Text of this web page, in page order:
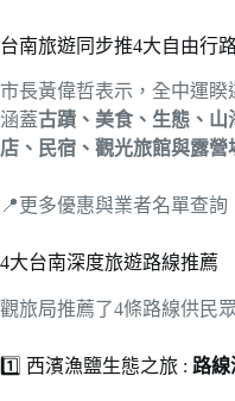
台南旅遊同步推4大自由行
市長黃偉哲表示，全中運睽
涵蓋古蹟、美食、生態、山
店、民宿、觀光旅館與露營
📍更多優惠與業者名單查詢
4大台南深度旅遊路線推薦
觀旅局推薦了4條路線供民
1️⃣ 西濱漁鹽生態之旅 : 路線